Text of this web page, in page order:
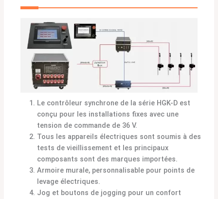
Le contrôleur synchrone de la série HGK-D est
conçu pour les installations fixes avec une
tension de commande de 36 V.
Tous les appareils électriques sont soumis à des
tests de vieillissement et les principaux
composants sont des marques importées.
Armoire murale, personnalisable pour points de
levage électriques.
Jog et boutons de jogging pour un confort